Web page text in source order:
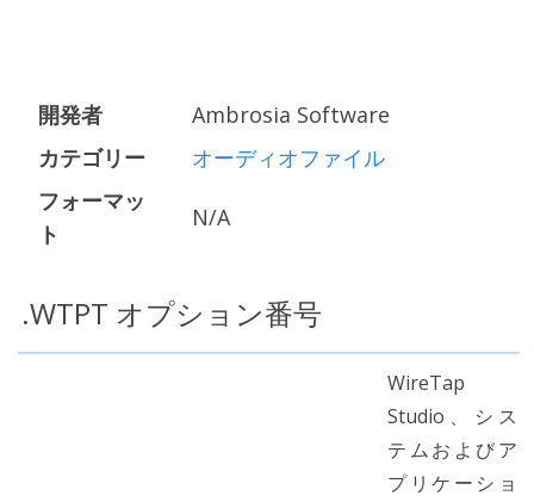
開発者
Ambrosia Software
カテゴリー
オーディオファイル
フォーマッ
ト
N/A
.WTPT オプション番号
WireTap
Studio、シス
テムおよびア
プリケーショ